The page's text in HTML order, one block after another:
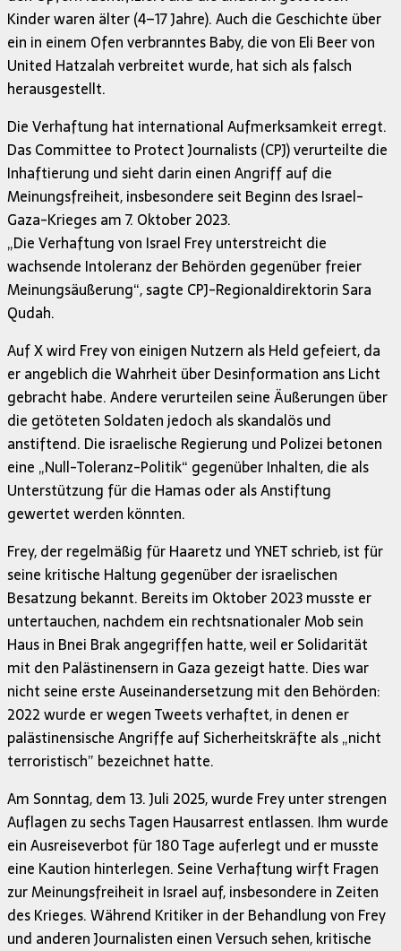
Kinder waren älter (4–17 Jahre). Auch die Geschichte über
ein in einem Ofen verbranntes Baby, die von Eli Beer von
United Hatzalah verbreitet wurde, hat sich als falsch
herausgestellt.
Die Verhaftung hat international Aufmerksamkeit erregt.
Das Committee to Protect Journalists (CPJ) verurteilte die
Inhaftierung und sieht darin einen Angriff auf die
Meinungsfreiheit, insbesondere seit Beginn des Israel-
Gaza-Krieges am 7. Oktober 2023.
„Die Verhaftung von Israel Frey unterstreicht die
wachsende Intoleranz der Behörden gegenüber freier
Meinungsäußerung“, sagte CPJ-Regionaldirektorin Sara
Qudah.
Auf X wird Frey von einigen Nutzern als Held gefeiert, da
er angeblich die Wahrheit über Desinformation ans Licht
gebracht habe. Andere verurteilen seine Äußerungen über
die getöteten Soldaten jedoch als skandalös und
anstiftend. Die israelische Regierung und Polizei betonen
eine „Null-Toleranz-Politik“ gegenüber Inhalten, die als
Unterstützung für die Hamas oder als Anstiftung
gewertet werden könnten.
Frey, der regelmäßig für Haaretz und YNET schrieb, ist für
seine kritische Haltung gegenüber der israelischen
Besatzung bekannt. Bereits im Oktober 2023 musste er
untertauchen, nachdem ein rechtsnationaler Mob sein
Haus in Bnei Brak angegriffen hatte, weil er Solidarität
mit den Palästinensern in Gaza gezeigt hatte. Dies war
nicht seine erste Auseinandersetzung mit den Behörden:
2022 wurde er wegen Tweets verhaftet, in denen er
palästinensische Angriffe auf Sicherheitskräfte als „nicht
terroristisch” bezeichnet hatte.
Am Sonntag, dem 13. Juli 2025, wurde Frey unter strengen
Auflagen zu sechs Tagen Hausarrest entlassen. Ihm wurde
ein Ausreiseverbot für 180 Tage auferlegt und er musste
eine Kaution hinterlegen. Seine Verhaftung wirft Fragen
zur Meinungsfreiheit in Israel auf, insbesondere in Zeiten
des Krieges. Während Kritiker in der Behandlung von Frey
und anderen Journalisten einen Versuch sehen, kritische